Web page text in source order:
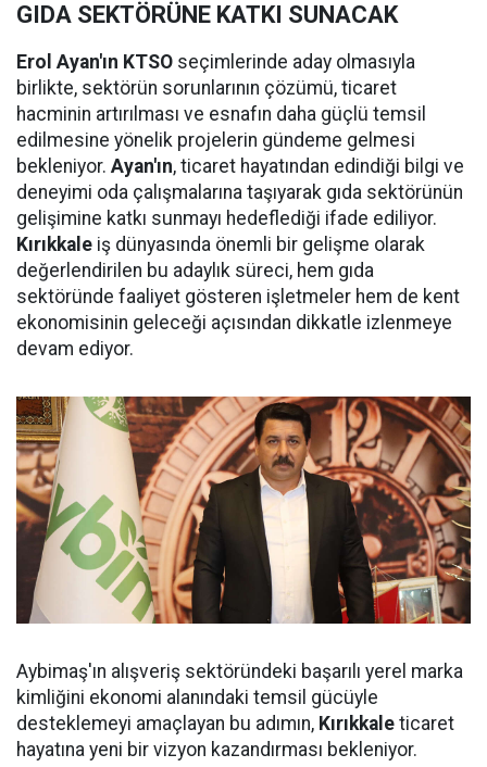
GIDA SEKTÖRÜNE KATKI SUNACAK
Erol Ayan'ın KTSO seçimlerinde aday olmasıyla
birlikte, sektörün sorunlarının çözümü, ticaret
hacminin artırılması ve esnafın daha güçlü temsil
edilmesine yönelik projelerin gündeme gelmesi
bekleniyor. Ayan'ın, ticaret hayatından edindiği bilgi ve
deneyimi oda çalışmalarına taşıyarak gıda sektörünün
gelişimine katkı sunmayı hedeflediği ifade ediliyor.
Kırıkkale iş dünyasında önemli bir gelişme olarak
değerlendirilen bu adaylık süreci, hem gıda
sektöründe faaliyet gösteren işletmeler hem de kent
ekonomisinin geleceği açısından dikkatle izlenmeye
devam ediyor.
Aybimaş'ın alışveriş sektöründeki başarılı yerel marka
kimliğini ekonomi alanındaki temsil gücüyle
desteklemeyi amaçlayan bu adımın, Kırıkkale ticaret
hayatına yeni bir vizyon kazandırması bekleniyor.